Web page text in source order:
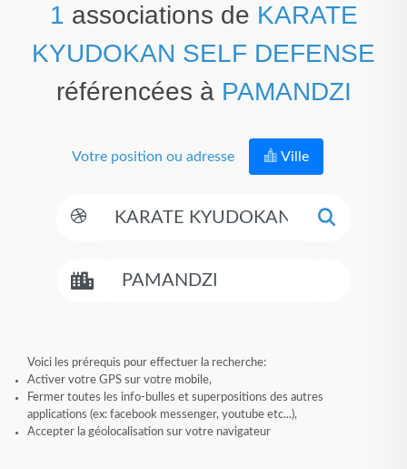
1 associations de KARATE
KYUDOKAN SELF DEFENSE
référencées à PAMANDZI
Votre position ou adresse Ville
Voici les prérequis pour effectuer la recherche:
Activer votre GPS sur votre mobile,
Fermer toutes les info-bulles et superpositions des autres
applications (ex: facebook messenger, youtube etc...),
Accepter la géolocalisation sur votre navigateur